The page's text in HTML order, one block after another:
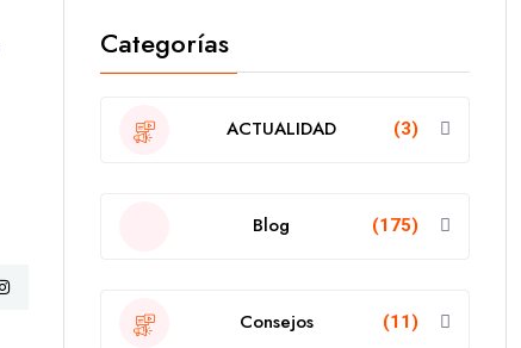
Categorías
ACTUALIDAD (3)
Blog (175)
Consejos (11)